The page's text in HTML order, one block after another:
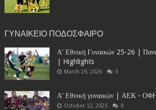
ΓΥΝΑΙΚΕΙΟ ΠΟΔΟΣΦΑΙΡΟ
Α' Εθνική Γυναικών 25-26 |
| Highlights
March 29, 2026 0
Α' Εθνική γυναικών | ΑΕΚ -
October 12, 2025 0